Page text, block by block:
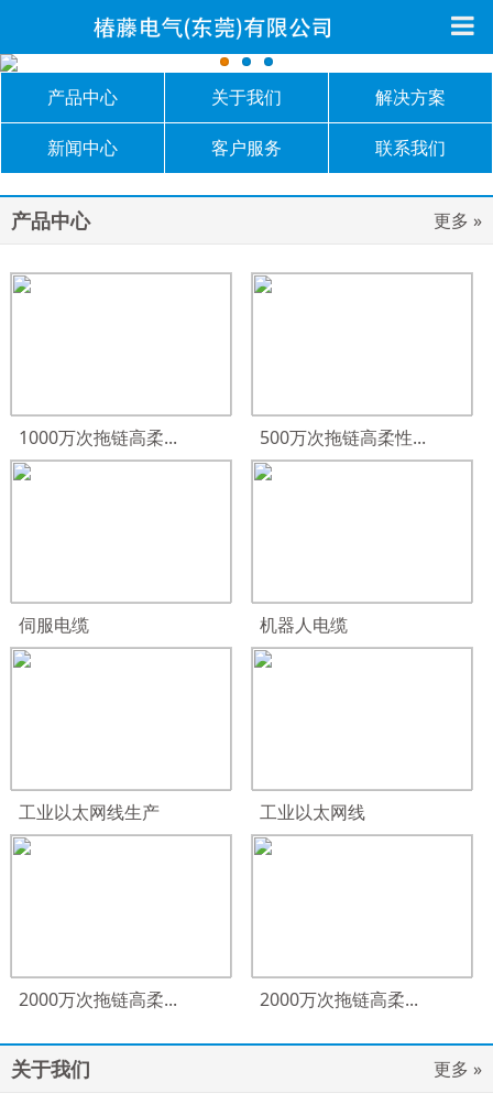
产品中心 关于我们 解决方案
新闻中心 客户服务 联系我们
产品中心 更多 »
1000万次拖链高柔... 500万次拖链高柔性...
伺服电缆 机器人电缆
工业以太网线生产 工业以太网线
2000万次拖链高柔... 2000万次拖链高柔...
关于我们 更多 »